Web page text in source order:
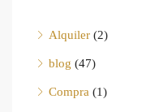
Alquiler (2)
blog (47)
Compra (1)